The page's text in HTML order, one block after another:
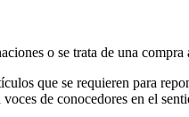
o se trata de una compra
que se requieren para
de conocedores en el